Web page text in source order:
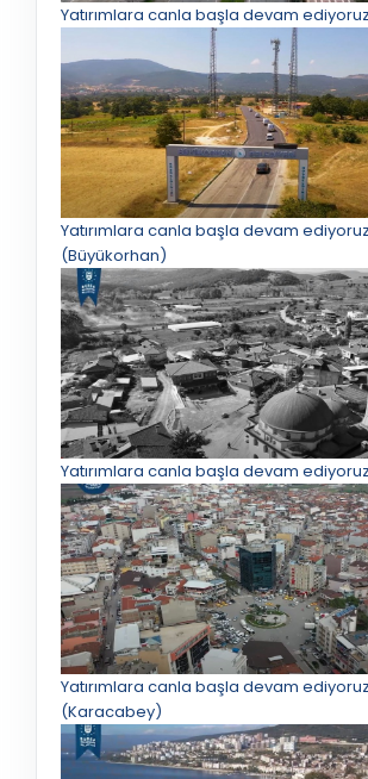
Yatırımlara canla başla devam
Yatırımlara canla başla devam ediyoruz
(Büyükorhan)
Yatırımlara canla başla devam
Yatırımlara canla başla devam ediyoruz
(Karacabey)